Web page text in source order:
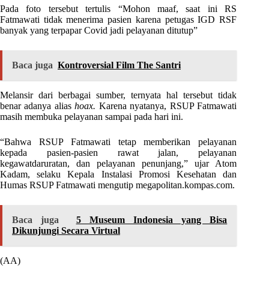
Pada foto tersebut tertulis “Mohon maaf, saat ini RS
Fatmawati tidak menerima pasien karena petugas IGD RSF
banyak yang terpapar Covid jadi pelayanan ditutup”
Baca juga Kontroversial Film The Santri
Melansir dari berbagai sumber, ternyata hal tersebut tidak
benar adanya aliashoax. Karena nyatanya, RSUP Fatmawati
masih membuka pelayanan sampai pada hari ini.
“Bahwa RSUP Fatmawati tetap memberikan pelayanan
kepada pasien-pasien rawat jalan, pelayanan
kegawatdaruratan, dan pelayanan penunjang,” ujar Atom
Kadam, selaku Kepala Instalasi Promosi Kesehatan dan
Humas RSUP Fatmawati mengutip megapolitan.kompas.com.
Baca juga
5 Museum Indonesia yang Bisa
Dikunjungi Secara Virtual
(AA)